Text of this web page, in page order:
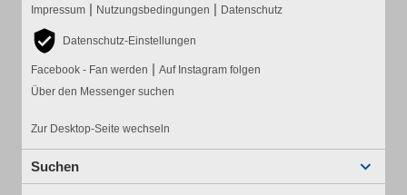
Impressum | Nutzungsbedingungen | Datenschutz
Datenschutz-Einstellungen
Facebook - Fan werden | Auf Instagram folgen
Über den Messenger suchen
Zur Desktop-Seite wechseln
Suchen